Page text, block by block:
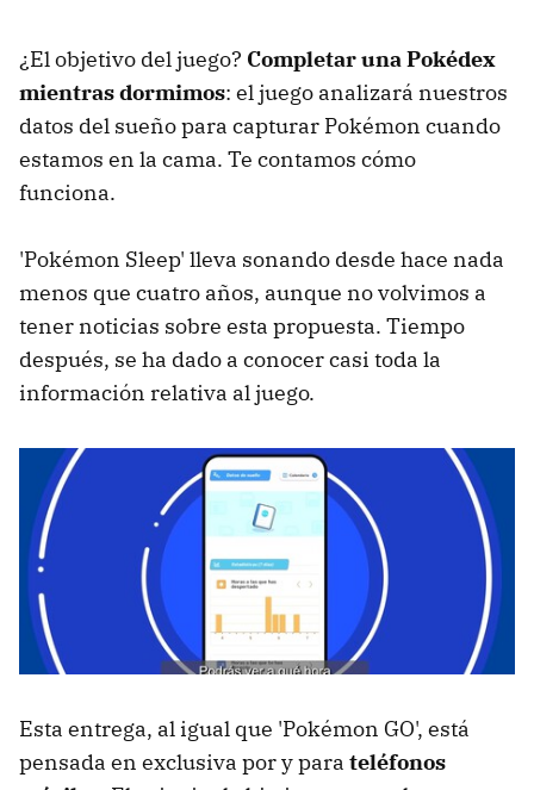
¿El objetivo del juego? Completar una Pokédex
mientras dormimos: el juego analizará nuestros
datos del sueño para capturar Pokémon cuando
estamos en la cama. Te contamos cómo
funciona.
'Pokémon Sleep' lleva sonando desde hace nada
menos que cuatro años, aunque no volvimos a
tener noticias sobre esta propuesta. Tiempo
después, se ha dado a conocer casi toda la
información relativa al juego.
Esta entrega, al igual que 'Pokémon GO', está
pensada en exclusiva por y para teléfonos